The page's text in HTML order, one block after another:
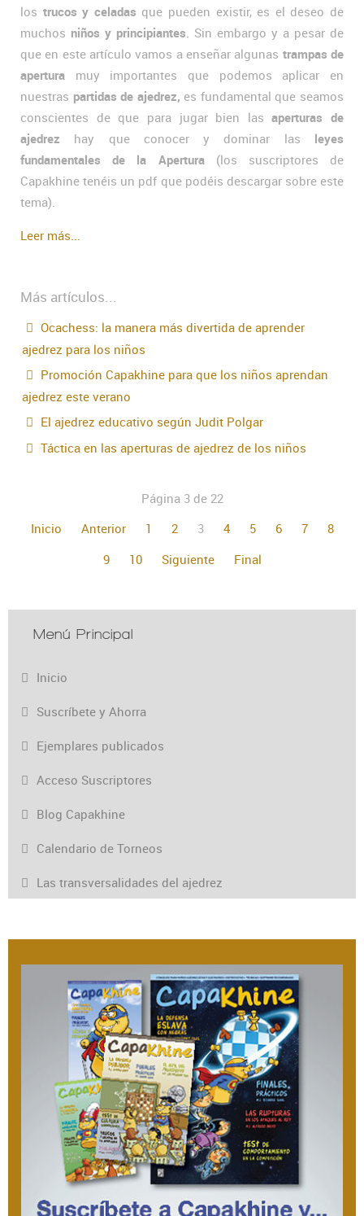
los trucos y celadas que pueden existir, es el deseo de
muchos niños y principiantes. Sin embargo y a pesar de
que en este artículo vamos a enseñar algunas trampas de
apertura muy importantes que podemos aplicar en
nuestras partidas de ajedrez, es fundamental que seamos
conscientes de que para jugar bien lasaperturas de
ajedrez hay que conocer y dominar las leyes
fundamentales de la Apertura(los suscriptores de
Capakhine tenéis un pdf que podéis descargar sobre este
tema).
Leer más...
Más artículos...
Ocachess: la manera más divertida de aprender
ajedrez para los niños
Promoción Capakhine para que los niños aprendan
ajedrez este verano
El ajedrez educativo según Judit Polgar
Táctica en las aperturas de ajedrez de los niños
Página 3 de 22
Inicio
Anterior 1 2 3 4 5 6 7
8
9
10 Siguiente Final
Menú Principal
Inicio
Suscríbete y Ahorra
Ejemplares publicados
Acceso Suscriptores
Blog Capakhine
Calendario de Torneos
Las transversalidades del ajedrez